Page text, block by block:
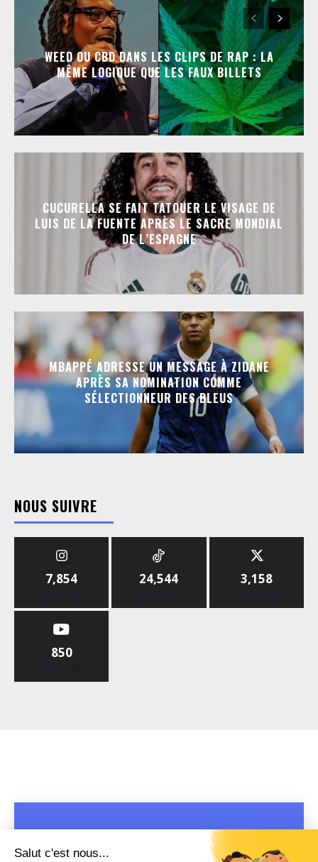
WEED OU CBD DANS LES CLIPS DE RAP : LA
MÊME LOGIQUE QUE LES FAUX BILLETS
CUCURELLA SE FAIT TATOUER LE VISAGE DE
LUIS DE LA FUENTE APRÈS LE SACRE MONDIAL
DE L’ESPAGNE
MBAPPÉ ADRESSE UN MESSAGE À ZIDANE
APRÈS SA NOMINATION COMME
SÉLECTIONNEUR DES BLEUS
NOUS SUIVRE
7,854
Abonnés
24,544
Abonnés
3,158
Abonnés
850
Abonnés